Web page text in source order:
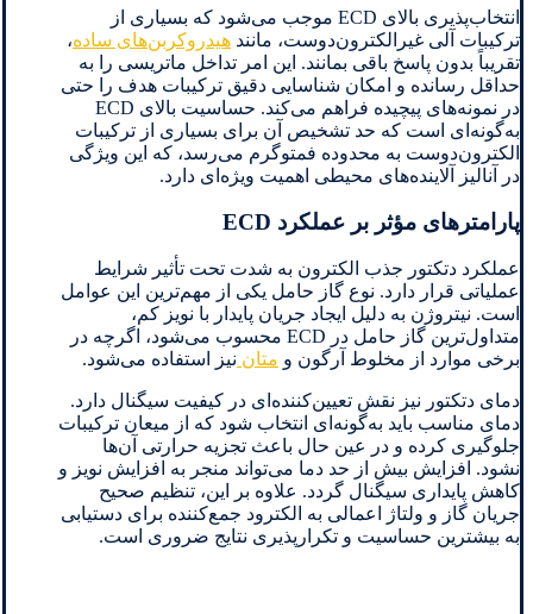
انتخاب‌پذیری بالای ECD موجب می‌شود که بسیاری از
ترکیبات آلی غیرالکترون‌دوست، مانند هیدروکربن‌های ساده،
تقریباً بدون پاسخ باقی بمانند. این امر تداخل ماتریسی را به
حداقل رسانده و امکان شناسایی دقیق ترکیبات هدف را حتی
در نمونه‌های پیچیده فراهم می‌کند. حساسیت بالای ECD
به‌گونه‌ای است که حد تشخیص آن برای بسیاری از ترکیبات
الکترون‌دوست به محدوده فمتوگرم می‌رسد، که این ویژگی
در آنالیز آلاینده‌های محیطی اهمیت ویژه‌ای دارد.
پارامترهای مؤثر بر عملکرد ECD
عملکرد دتکتور جذب الکترون به شدت تحت تأثیر شرایط
عملیاتی قرار دارد. نوع گاز حامل یکی از مهم‌ترین این عوامل
است. نیتروژن به دلیل ایجاد جریان پایدار با نویز کم،
متداول‌ترین گاز حامل در ECD محسوب می‌شود، اگرچه در
برخی موارد از مخلوط آرگون و متان نیز استفاده می‌شود.
دمای دتکتور نیز نقش تعیین‌کننده‌ای در کیفیت سیگنال دارد.
دمای مناسب باید به‌گونه‌ای انتخاب شود که از میعان ترکیبات
جلوگیری کرده و در عین حال باعث تجزیه حرارتی آن‌ها
نشود. افزایش بیش از حد دما می‌تواند منجر به افزایش نویز و
کاهش پایداری سیگنال گردد. علاوه بر این، تنظیم صحیح
جریان گاز و ولتاژ اعمالی به الکترود جمع‌کننده برای دستیابی
به بیشترین حساسیت و تکرارپذیری نتایج ضروری است.